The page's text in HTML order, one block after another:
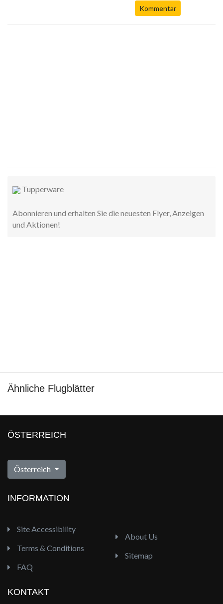
Kommentar
Tupperware
Abonnieren und erhalten Sie die neuesten Flyer, Anzeigen
und Aktionen!
Ähnliche Flugblätter
ÖSTERREICH
Österreich
INFORMATION
Site Accessibility
Terms & Conditions
FAQ
About Us
Sitemap
KONTAKT